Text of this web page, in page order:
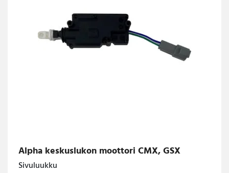
Alpha keskuslukon moottori CMX, GSX
Sivuluukku